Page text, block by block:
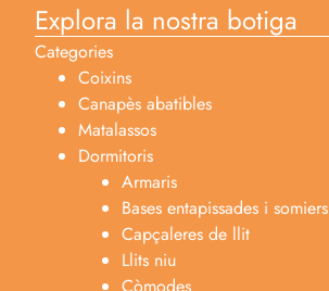
Explora la nostra botiga
Categories
Coixins
Canapès abatibles
Matalassos
Dormitoris
Armaris
Bases entapissades i somiers
Capçaleres de llit
Llits niu